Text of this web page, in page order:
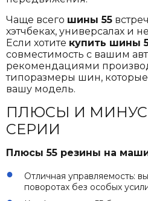
Чаще всего шины 55
хэтчбеках, универсалах и
Если хотите купить шины
совместимость с вашим
рекомендациями
типоразмеры шин,
вашу модель.
ПЛЮСЫ И
СЕРИИ
Плюсы 55 резины на
Отличная управляемость:
поворотах без особых